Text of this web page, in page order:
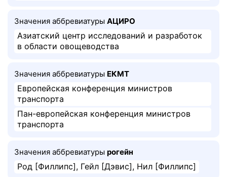
Значения аббревиатуры АЦИРО
Азиатский центр исследований и разработок
в области овощеводства
Значения аббревиатуры ЕКМТ
Европейская конференция министров
транспорта
Пан-европейская конференция министров
транспорта
Значения аббревиатуры рогейн
Род [Филлипс], Гейл [Дэвис], Нил [Филлипс]